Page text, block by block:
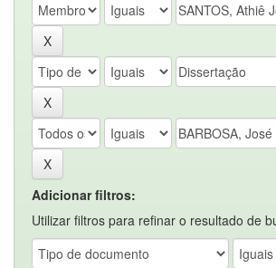
Adicionar filtros:
Utilizar filtros para refinar o resultado de